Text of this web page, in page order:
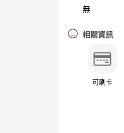
無
相關資訊
可刷卡